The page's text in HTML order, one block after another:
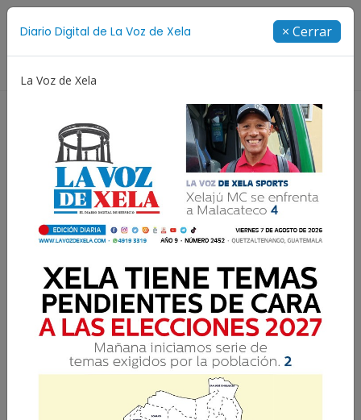
Diario Digital de La Voz de Xela × Cerrar
La Voz de Xela
Identifican a hombre que
falleció tras caer a
barranco en Colomba
Las labores se extendieron por más de cuatro
horas, tras las cuales los rescatistas lograron